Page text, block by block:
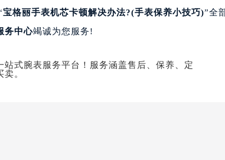
昆明广场写字楼10层06室（需提前预约）
泰中心写字楼B座13层07室（需提前预约）
华润大厦B座17层1707室（需提前预约）
达广场写字楼A座10层1002室（需提前预约）
16号兰州中心写字楼21层2102室（需提前预约）
宝格丽手表机芯卡顿解决办法?(手表保养小技巧)”全
务中心竭诚为您服务!